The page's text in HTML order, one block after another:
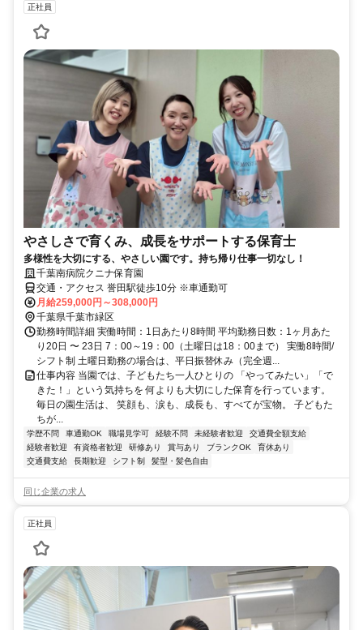
正社員
やさしさで育くみ、成長をサポートする保育士
多様性を大切にする、やさしい園です。持ち帰り仕事一切なし！
千葉南病院クニナ保育園
交通・アクセス 誉田駅徒歩10分 ※車通勤可
月給259,000円～308,000円
千葉県千葉市緑区
勤務時間詳細 実働時間：1日あたり8時間 平均勤務日数：1ヶ月あた
り20日 〜 23日 7：00～19：00（土曜日は18：00まで） 実働8時間/
シフト制 土曜日勤務の場合は、平日振替休み（完全週...
仕事内容 当園では、子どもたち一人ひとりの 「やってみたい」「で
きた！」という気持ちを 何よりも大切にした保育を行っています。
毎日の園生活は、 笑顔も、涙も、成長も、すべてが宝物。 子どもた
ちが...
学歴不問 車通勤OK 職場見学可 経験不問 未経験者歓迎
交通費全額支給
経験者歓迎
有資格者歓迎 研修あり 賞与あり ブランクOK
育休あり
交通費支給
長期歓迎 シフト制 髪型・髪色自由
同じ企業の求人
正社員